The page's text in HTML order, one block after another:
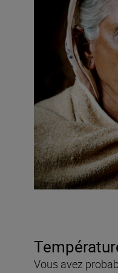
Vous avez